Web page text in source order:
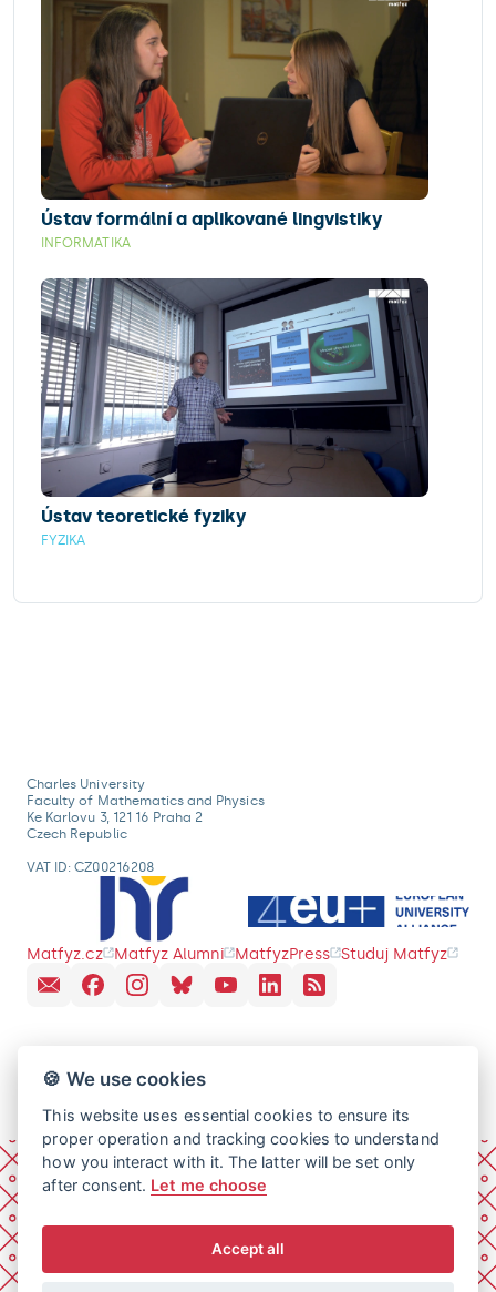
Ústav formální a aplikované lingvistiky
INFORMATIKA
Ústav teoretické fyziky
FYZIKA
Charles University
Faculty of Mathematics and Physics
Ke Karlovu 3, 121 16 Praha 2
Czech Republic
VAT ID: CZ00216208
Matfyz.cz Matfyz Alumni MatfyzPress Studuj Matfyz
🍪 We use cookies
This website uses essential cookies to ensure its
proper operation and tracking cookies to understand
how you interact with it. The latter will be set only
after consent. Let me choose
Accept all